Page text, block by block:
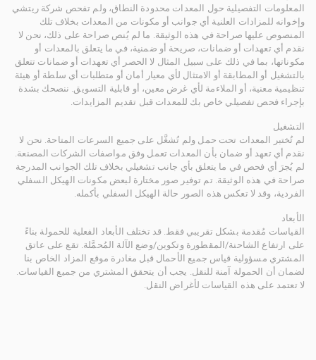
المعلومات التفصيلية حول المعدات محدودة النطاق، ولم تفحص شركة ريتشي
وإخوانه للمزادات العلنية أي جوانب أو مكونات من المعدات بخلاف تلك
المنصوص عليها صراحة في هذه الوثيقة. ما لم يُنص صراحة على ذلك، نحن لا
نقدم أي تعهدات أو ضمانات، صريحة أو ضمنية، في ما يتعلق بالمعدات أو
مكوناتها، بما في ذلك على سبيل المثال لا الحصر أي تعهدات أو ضمانات تتعلق
بالتشغيل أو المطابقة أو الامتثال لأي معيار أمان أو متطلبات أي سلطة أو هيئة
تنظيمية معنية، أو الملاءمة لأي غرض معين، أو قابلية التسويق. ننصحك بشدة
بإجراء فحص تفصيلي خاص بك للمعدات قبل تقديم المزايدات.
التشغيل
لم تُختبر المعدات تحت حمل ولم تُشغَّل على جميع السرعات المتاحة. نحن لا
نقدم أي تعهد أو ضمان بأن المعدات تعمل وفق مواصفات الشركات المصنعة.
لم يُجرَ أي فحص في ما يتعلق بأي جانب تشغيلي بخلاف تلك الجوانب المدرجة
صراحة في هذه الوثيقة. تم توفير صور مختارة لبعض مكونات الهيكل السفلي
الفردية، وقد لا تعكس هذه الصور حالة الهيكل السفلي بأكمله.
الأبعاد
القياسات مُقدمة بشكل تقريبي فقط. قد تختلف الأبعاد الفعلية للحمولة بناءً
على ارتفاع الشاحنة/المقطورة وتكوين/وضع الآلة المُحمَّلة. تقع على عاتق
المشتري مسؤولية قياس جميع الأحمال قبل مغادرة موقع المزاد الخاص بنا
لضمان أن الحمولة آمنة للنقل. يجب أن يتحقق المشتري من جميع القياسات.
لا تعتمد على هذه القياسات لأغراض النقل.